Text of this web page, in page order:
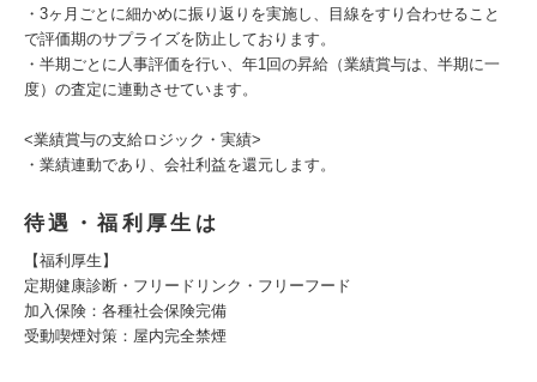
・3ヶ月ごとに細かめに振り返りを実施し、目線をすり合わせること
で評価期のサプライズを防止しております。
・半期ごとに人事評価を行い、年1回の昇給（業績賞与は、半期に一
度）の査定に連動させています。
<業績賞与の支給ロジック・実績>
・業績連動であり、会社利益を還元します。
待遇・福利厚生は
【福利厚生】
定期健康診断・フリードリンク・フリーフード
加入保険：各種社会保険完備
受動喫煙対策：屋内完全禁煙